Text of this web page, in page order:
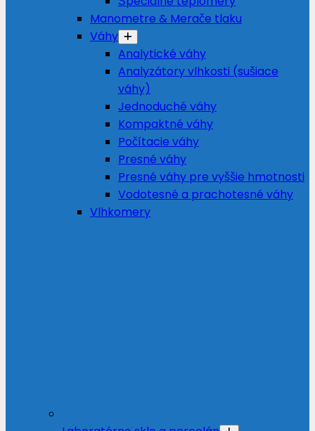
Manometre & Merače tlaku
Váhy
Analytické váhy
Analyzátory vlhkosti (sušiace
váhy)
Jednoduché váhy
Kompaktné váhy
Počítacie váhy
Presné váhy
Presné váhy pre vyššie hmotnosti
Vodotesné a prachotesné váhy
Vlhkomery